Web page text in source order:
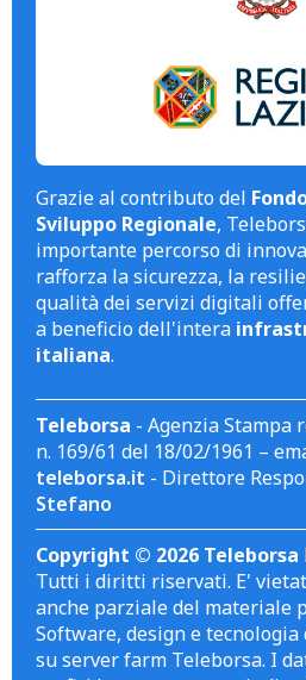
Grazie al contributo del
Sviluppo Regionale,
importante percorso di
rafforza la sicurezza, la
qualità dei servizi digitali
a beneficio dell'intera
italiana.
Teleborsa - Agenzia Stampa
n. 169/61 del 18/02/1961 –
teleborsa.it - Direttore
Stefano
Copyright © 2026 Teleborsa
Tutti i diritti riservati. E'
anche parziale del materiale
Software, design e
su server farm Teleborsa. I